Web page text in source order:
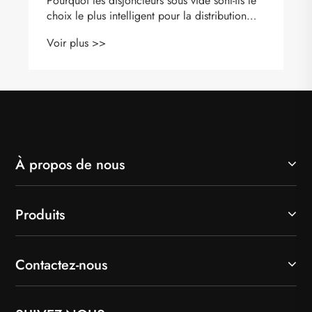
À propos de nous
Produits
Contactez-nous